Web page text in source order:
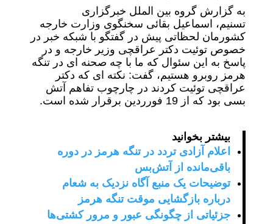
به گزارش گروه بین الملل خبرگزاری
تسنیم، اسماعیل بقائی سخنگوی وزارت خارجه
کشورمان لحظاتی پیش در گفتگو با شبکه خبر در
خصوص توئیت دکتر عراقچی وزیر خارجه و در
پاسخ به این سئوال که ما با چه صحنه ای در تنگه
هرمز روبرو هستیم، گفت: نکته ای که دکتر
عراقچی توئیت کردند در چارچوب تفاهم آتش
بسی بود که از 19 فورردین برقرار شده است.
بیشتر بخوانید
اعلام آزادی تردد در تنگه هرمز در دوره
باقی‌مانده از آتش‌بس
توضیحات یک منبع آگاه نزدیک به شعام
درباره بازگشایی موقت تنگه هرمز
جزئیاتی از چگونگی عبور و مرور کشتی‌ها